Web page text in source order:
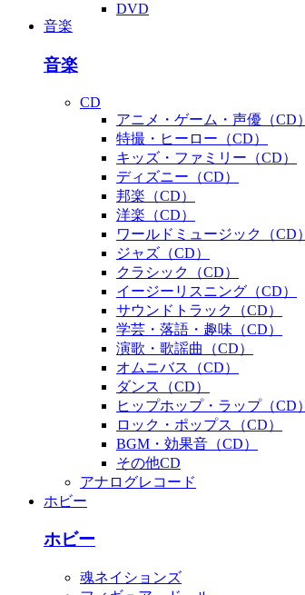
DVD
音楽
音楽
CD
アニメ・ゲーム・声優（CD）
特撮・ヒーロー（CD）
キッズ・ファミリー（CD）
ディズニー（CD）
邦楽（CD）
洋楽（CD）
ワールドミュージック（CD）
ジャズ（CD）
クラシック（CD）
イージーリスニング（CD）
サウンドトラック（CD）
学芸・落語・趣味（CD）
演歌・歌謡曲（CD）
オムニバス（CD）
ダンス（CD）
ヒップホップ・ラップ（CD）
ロック・ポップス（CD）
BGM・効果音（CD）
その他CD
アナログレコード
ホビー
ホビー
魂ネイションズ